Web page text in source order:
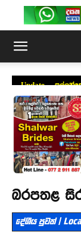
Update –
බරපතළ
දේශීය පුවත් |